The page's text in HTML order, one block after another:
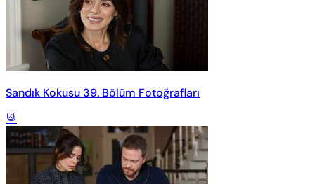
Sandık Kokusu 39. Bölüm Fotoğrafları